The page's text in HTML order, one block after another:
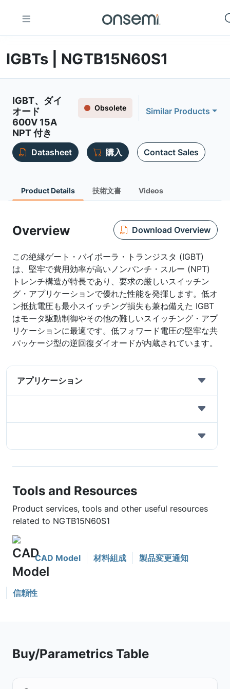
IGBTs | NGTB15N60S1
IGBT、ダイ
オード
600V 15A
NPT 付き
Obsolete Similar Products
Datasheet 購入 Contact Sales
Product Details 技術文書 Videos
Overview Download Overview
この絶縁ゲート・バイポーラ・トランジスタ (IGBT)
は、堅牢で費用効率が高いノンパンチ・スルー (NPT)
トレンチ構造が特長であり、要求の厳しいスイッチン
グ・アプリケーションで優れた性能を発揮します。低オ
ン抵抗電圧も最小スイッチング損失も兼ね備えた IGBT
はモータ駆動制御やその他の難しいスイッチング・アプ
リケーションに最適です。低フォワード電圧の堅牢な共
パッケージ型の逆回復ダイオードが内蔵されています。
アプリケーション
Tools and Resources
Product services, tools and other useful resources
related to NGTB15N60S1
CAD Model 材料組成 製品変更通知
信頼性
Buy/Parametrics Table